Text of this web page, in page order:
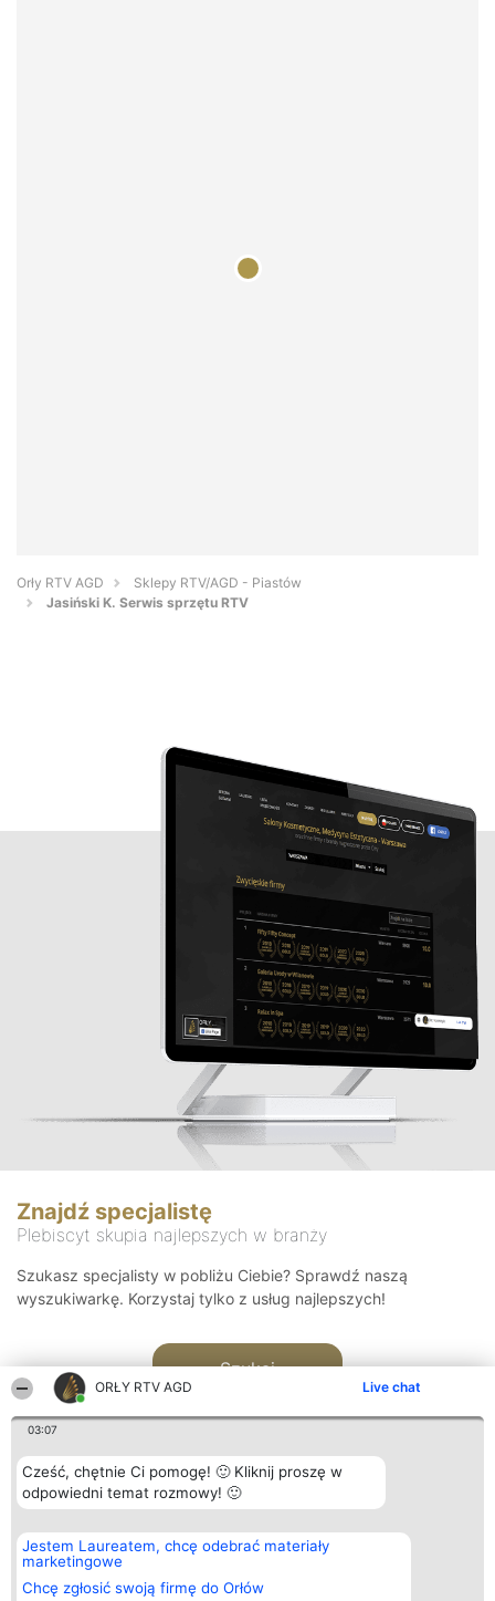
ORŁY RTV AGD Live chat
03:07
Cześć, chętnie Ci pomogę! 🙂 Kliknij proszę w
odpowiedni temat rozmowy! 🙂
Jestem Laureatem, chcę odebrać materiały
marketingowe
Chcę zgłosić swoją firmę do Orłów
Orły RTV AGD
Sklepy RTV/AGD - Piastów
Jasiński K. Serwis sprzętu RTV
Znajdź specjalistę
Plebiscyt skupia najlepszych w branży
Szukasz specjalisty w pobliżu Ciebie? Sprawdź naszą
wyszukiwarkę. Korzystaj tylko z usług najlepszych!
Szukaj
Organizator plebiscytu
Bright Side Solutions sp. z o.
o. sp. k.
ul. Ruska 22
Wrocław 50-079
Plebiscyt
Laureaci
wszystkich
Laureatów
Kontakt
Kontakt